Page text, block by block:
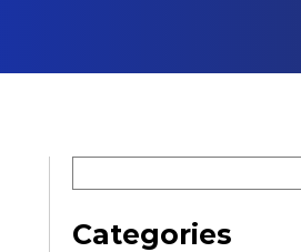
Categories